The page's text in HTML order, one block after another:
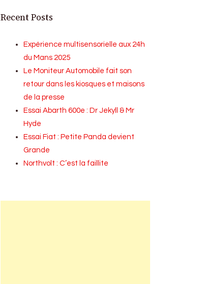
Recent Posts
Expérience multisensorielle aux 24h
du Mans 2025
Le Moniteur Automobile fait son
retour dans les kiosques et maisons
de la presse
Essai Abarth 600e : Dr Jekyll & Mr
Hyde
Essai Fiat : Petite Panda devient
Grande
Northvolt : C’est la faillite